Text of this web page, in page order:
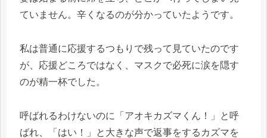
ていません。辛くなるのが分かっていたようです。
私は普通に応援するつもりで残って見ていたのです
が、応援どころではなく、マスクで必死に涙を隠す
のが精一杯でした。
呼ばれるわけないのに「アオキカズマくん！」と呼
ばれ、「はい！」と大きな声で返事をするカズマを